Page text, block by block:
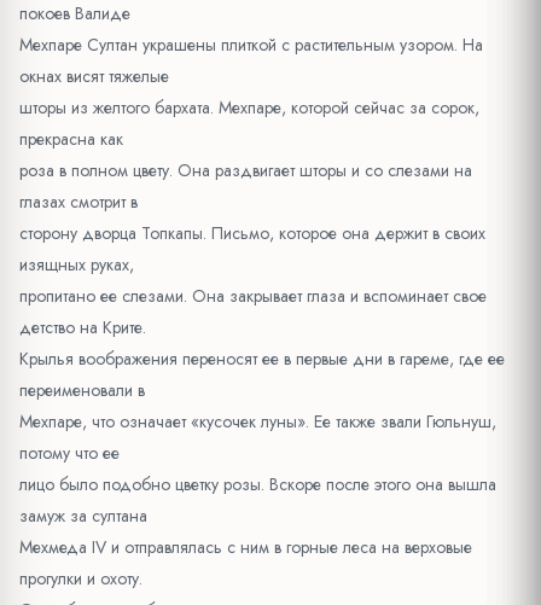
покоев Валиде
Мехпаре Султан украшены плиткой с растительным узором. На
окнах висят тяжелые
шторы из желтого бархата. Мехпаре, которой сейчас за сорок,
прекрасна как
роза в полном цвету. Она раздвигает шторы и со слезами на
глазах смотрит в
сторону дворца Топкапы. Письмо, которое она держит в своих
изящных руках,
пропитано ее слезами. Она закрывает глаза и вспоминает свое
детство на Крите.
Крылья воображения переносят ее в первые дни в гареме, где ее
переименовали в
Мехпаре, что означает «кусочек луны». Ее также звали Гюльнуш,
потому что ее
лицо было подобно цветку розы. Вскоре после этого она вышла
замуж за султана
Мехмеда IV и отправлялась с ним в горные леса на верховые
прогулки и охоту.